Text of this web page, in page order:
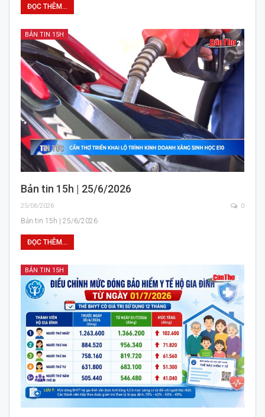
ĐỌC THÊM...
BẢN TIN 15H
Bản tin 15h | 25/6/2026
25/06/2026 0
Bản tin 15h | 25/6/2026
ĐỌC THÊM...
BẢN TIN 15H